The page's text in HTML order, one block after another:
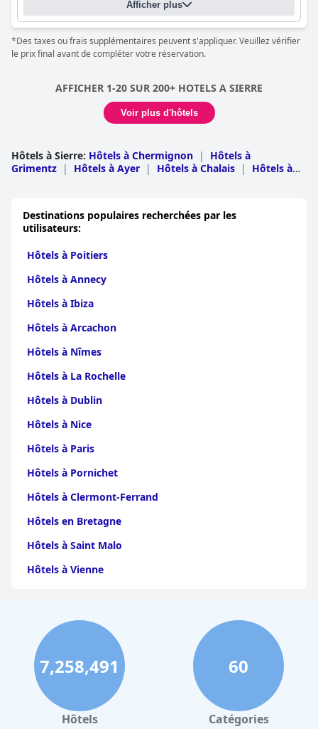
Afficher plus
*Des taxes ou frais supplémentaires peuvent s'appliquer. Veuillez vérifier
le prix final avant de compléter votre réservation.
AFFICHER 1-20 SUR 200+ HOTELS A SIERRE
Voir plus d'hôtels
Hôtels à Sierre: Hôtels à Chermignon |
Hôtels à
Grimentz | Hôtels à Ayer | Hôtels à Chalais |
Hôtels à
à Chandolin | Hôtels à Montana | Hôtels à Veyras
Destinations populaires recherchées par les
utilisateurs:
Hôtels à Poitiers
Hôtels à Annecy
Hôtels à Ibiza
Hôtels à Arcachon
Hôtels à Nîmes
Hôtels à La Rochelle
Hôtels à Dublin
Hôtels à Nice
Hôtels à Paris
Hôtels à Pornichet
Hôtels à Clermont-Ferrand
Hôtels en Bretagne
Hôtels à Saint Malo
Hôtels à Vienne
Hôtels à Perpignan
Hôtels au Grand-Bornand
Hôtels à Strasbourg
Hôtels à Valence
Hôtels à Gerardmer
7,258,491
Hôtels
60
Catégories